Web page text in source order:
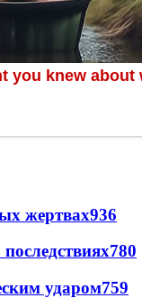
жертвах936
780
ударом759